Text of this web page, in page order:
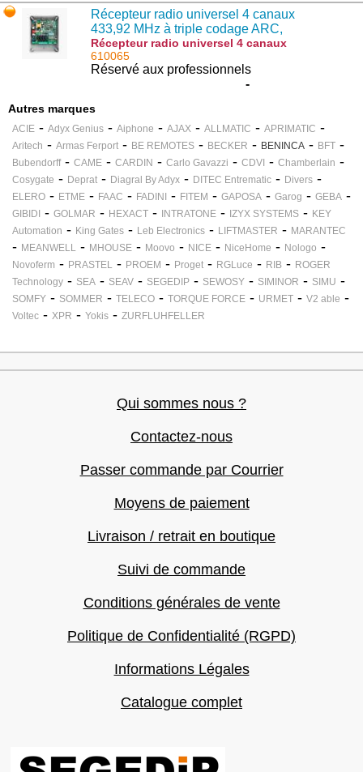
Récepteur radio universel 4 canaux
433,92 MHz à triple codage ARC,
Rolling Code et Code Fixe - 9673177
Récepteur radio universel 4 canaux
433,92 MHz à triple codage ARC, Rolling
Code et Code Fixe - 9673177 : ONE.4WB
610065
Réservé aux professionnels
-
Autres marques
ACIE - Adyx Genius - Aiphone - AJAX - ALLMATIC - APRIMATIC -
Aritech - Armas Ferport - BE REMOTES - BECKER - BENINCA - BFT -
Bubendorff- CAME - CARDIN - Carlo Gavazzi - CDVI - Chamberlain -
Cosygate - Deprat - Diagral By Adyx - DITEC Entrematic - Divers -
ELERO - ETME - FAAC - FADINI - FITEM - GAPOSA - Garog - GEBA -
GIBIDI - GOLMAR - HEXACT - INTRATONE - IZYX SYSTEMS - KEY
Automation - King Gates - Leb Electronics - LIFTMASTER - MARANTEC
- MEANWELL - MHOUSE - Moovo - NICE - NiceHome - Nologo -
Novoferm - PRASTEL - PROEM - Proget - RGLuce - RIB - ROGER
Technology - SEA - SEAV - SEGEDIP - SEWOSY - SIMINOR - SIMU -
SOMFY - SOMMER - TELECO - TORQUE FORCE - URMET - V2 able -
Voltec - XPR - Yokis - ZURFLUHFELLER
Qui sommes nous ?
Contactez-nous
Passer commande par Courrier
Moyens de paiement
Livraison / retrait en boutique
Suivi de commande
Conditions générales de vente
Politique de Confidentialité (RGPD)
Informations Légales
Catalogue complet